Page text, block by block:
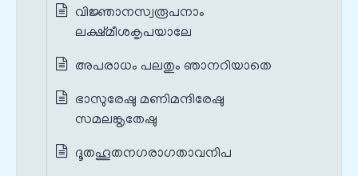
വിജ്ഞാനസ്വരൂപനാം
ലക്ഷ്മീശകൃപയാലേ
അപരാധം പലതും ഞാനറിയാതെ
ഭാസുരേഷു മണിമന്ദിരേഷു
സമലങ്കൃതേഷു
ദൂതഹൂതനഗരാഗതാവനിപ